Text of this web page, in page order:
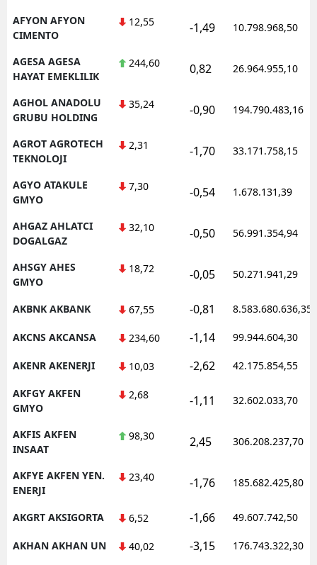
AFYON AFYON
CIMENTO
12,55 -1,49 10.798.968,50
AGESA AGESA
HAYAT EMEKLILIK
244,60 0,82 26.964.955,10
AGHOL ANADOLU
GRUBU HOLDING
35,24 -0,90 194.790.483,16
AGROT AGROTECH
TEKNOLOJI
2,31 -1,70 33.171.758,15
AGYO ATAKULE
GMYO
7,30 -0,54 1.678.131,39
AHGAZ AHLATCI
DOGALGAZ
32,10 -0,50 56.991.354,94
AHSGY AHES
GMYO
18,72 -0,05 50.271.941,29
AKBNK AKBANK 67,55 -0,81 8.583.680.636,35
AKCNS AKCANSA 234,60 -1,14 99.944.604,30
AKENR AKENERJI 10,03 -2,62 42.175.854,55
AKFGY AKFEN
GMYO
2,68 -1,11 32.602.033,70
AKFIS AKFEN
INSAAT
98,30 2,45 306.208.237,70
AKFYE AKFEN YEN.
ENERJI
23,40 -1,76 185.682.425,80
AKGRT AKSIGORTA 6,52 -1,66 49.607.742,50
AKHAN AKHAN UN 40,02 -3,15 176.743.322,30